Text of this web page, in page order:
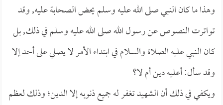
وهذا ما كان النبي صلى الله عليه وسلم يحض الصحابة عليه, وقد
تواترت النصوص عن رسول الله صلى الله عليه وسلم في ذلك, بل
كان النبي عليه الصلاة والسلام في ابتداء الأمر لا يصلي على أحد إلا
وقد سأل: أعليه دين أم لا؟
ويكفي في ذلك أن الشهيد تغفر له جميع ذنوبه إلا الدين؛ وذلك لعظم